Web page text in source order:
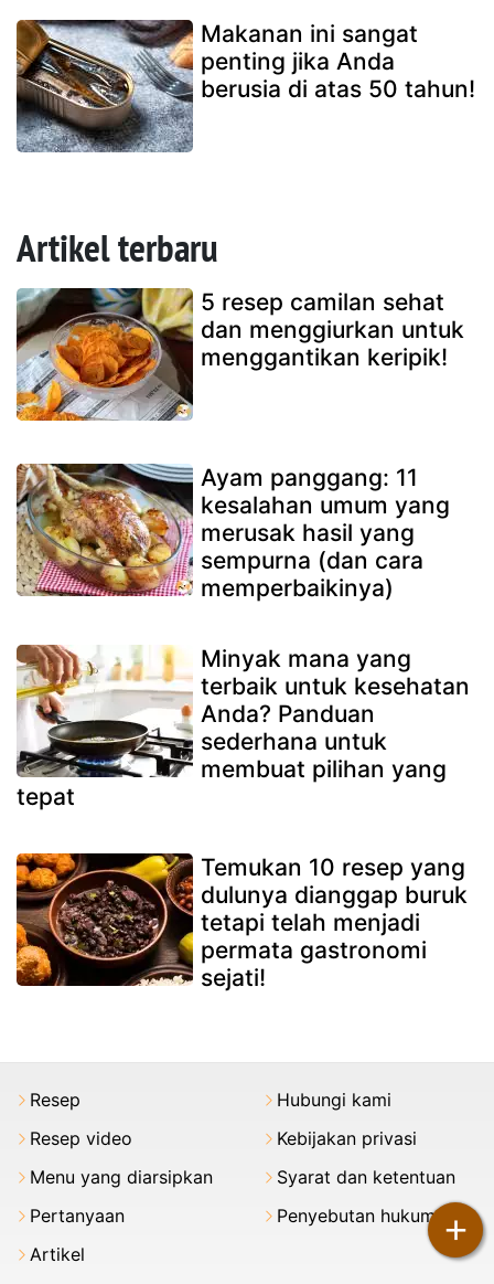
Makanan ini sangat
penting jika Anda
berusia di atas 50 tahun!
Artikel terbaru
5 resep camilan sehat
dan menggiurkan untuk
menggantikan keripik!
Ayam panggang: 11
kesalahan umum yang
merusak hasil yang
sempurna (dan cara
memperbaikinya)
Minyak mana yang
terbaik untuk kesehatan
Anda? Panduan
sederhana untuk
membuat pilihan yang
tepat
Temukan 10 resep yang
dulunya dianggap buruk
tetapi telah menjadi
permata gastronomi
sejati!
+
Resep
Resep video
Menu yang diarsipkan
Pertanyaan
Artikel
Hubungi kami
Kebijakan privasi
Syarat dan ketentuan
Penyebutan hukum